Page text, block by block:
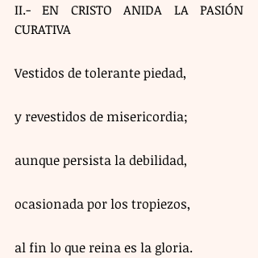
II.- EN CRISTO ANIDA LA PASIÓN
CURATIVA
Vestidos de tolerante piedad,
y revestidos de misericordia;
aunque persista la debilidad,
ocasionada por los tropiezos,
al fin lo que reina es la gloria.